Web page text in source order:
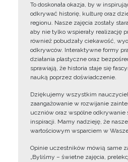
To doskonała okazja, by w
odkrywać historię, kulturę oraz
regionu. Nasze zajęcia zostały
aby nie tylko wspierały realizację
również pobudzały ciekawość,
odkrywców. Interaktywne formy
działania plastyczne oraz
sprawiają, że historia staje się
nauką poprzez doświadczenie.
Dziękujemy wszystkim
zaangażowanie w rozwijanie
uczniów oraz wspólne odkrywanie
inspiracji. Mamy nadzieję, że
wartościowym wsparciem w
Opinie uczestników mówią same
„Byliśmy – świetne zajęcia,